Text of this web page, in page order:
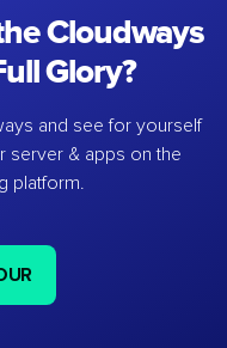
Cloudways
Glory?
and see for yourself
server & apps on the
platform.